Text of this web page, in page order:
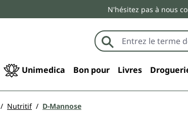
N'hésitez pas à nous
Unimedica Bon pour Livres
Nutritif D-Mannose